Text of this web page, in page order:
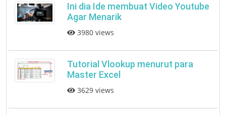
Ini dia Ide membuat Video Youtube
Agar Menarik
3980 views
Tutorial Vlookup menurut para
Master Excel
3629 views